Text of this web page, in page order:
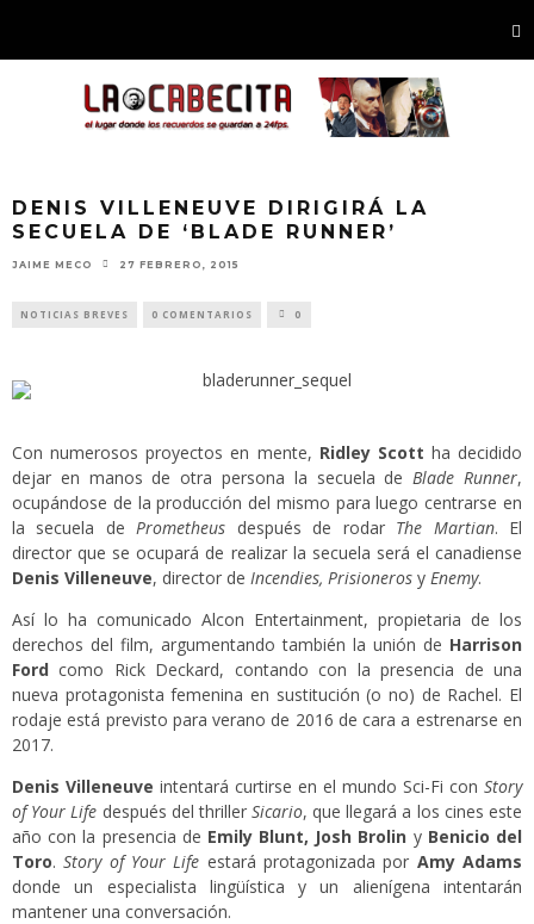
DENIS VILLENEUVE DIRIGIRÁ LA
SECUELA DE ‘BLADE RUNNER’
JAIME MECO 27 FEBRERO, 2015
NOTICIAS BREVES 0 COMENTARIOS 0
Con numerosos proyectos en mente, Ridley Scott ha decidido
dejar en manos de otra persona la secuela deBlade Runner,
ocupándose de la producción del mismo para luego centrarse en
la secuela dePrometheus después de rodar The Martian. El
director que se ocupará de realizar la secuela será el canadiense
Denis Villeneuve, director de Incendies, Prisioneros y Enemy.
Así lo ha comunicado Alcon Entertainment, propietaria de los
derechos del film, argumentando también la unión de Harrison
Ford como Rick Deckard, contando con la presencia de una
nueva protagonista femenina en sustitución (o no) de Rachel. El
rodaje está previsto para verano de 2016 de cara a estrenarse en
2017.
Denis Villeneuve intentará curtirse en el mundo Sci-Fi con Story
of Your Life después del thriller Sicario, que llegará a los cines este
año con la presencia de Emily Blunt, Josh Brolin y Benicio del
Toro.Story of Your Life estará protagonizada por Amy Adams
donde un especialista lingüística y un alienígena intentarán
mantener una conversación.